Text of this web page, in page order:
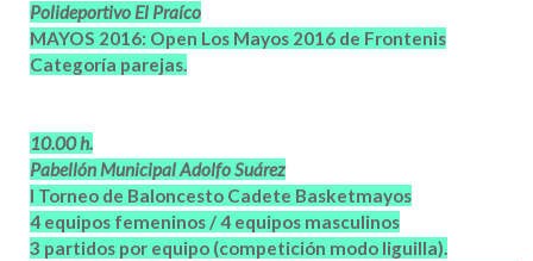
Polideportivo El Praíco
MAYOS 2016: Open Los Mayos 2016 de Frontenis
Categoría parejas.
10.00 h.
Pabellón Municipal Adolfo Suárez
I Torneo de Baloncesto Cadete Basketmayos
4 equipos femeninos / 4 equipos masculinos
3 partidos por equipo (competición modo liguilla).